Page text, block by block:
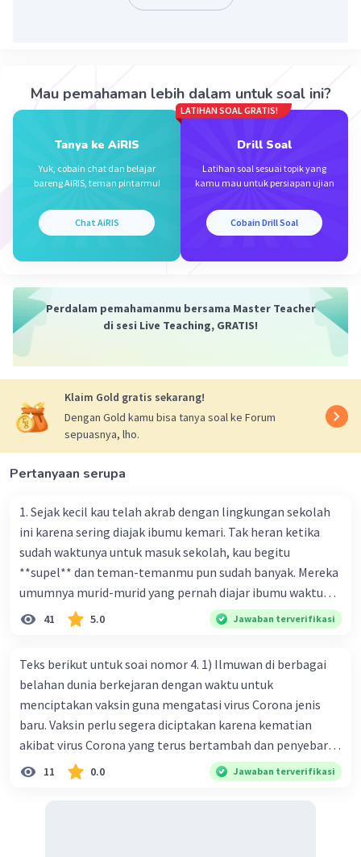
Iklan
C. Kepala berita
Balas
Mau pemahaman lebih dalam untuk soal ini?
Tanya ke AiRIS
Yuk, cobain chat dan belajar
bareng AiRIS, teman pintarmu!
Chat AiRIS
LATIHAN SOAL GRATIS!
Drill Soal
Latihan soal sesuai topik yang
kamu mau untuk persiapan ujian
Cobain Drill Soal
Perdalam pemahamanmu bersama Master Teacher
di sesi Live Teaching, GRATIS!
Klaim Gold gratis sekarang!
Dengan Gold kamu bisa tanya soal ke Forum
sepuasnya, lho.
Pertanyaan serupa
1. Sejak kecil kau telah akrab dengan lingkungan sekolah
ini karena sering diajak ibumu kemari. Tak heran ketika
sudah waktunya untuk masuk sekolah, kau begitu
**supel** dan teman-temanmu pun sudah banyak. Mereka
umumnya murid-murid yang pernah diajar ibumu waktu
kelas satu. Sedangkan aku? Aku waktu itu baru saja pindah
ke kota kecil ini. Makna kata bercetak tebal dalam kutipan
baik
41 5.0 Jawaban terverifikasi
Teks berikut untuk soai nomor 4. 1) Ilmuwan di berbagai
belahan dunia berkejaran dengan waktu untuk
menciptakan vaksin guna mengatasi virus Corona jenis
baru. Vaksin perlu segera diciptakan karena kematian
akibat virus Corona yang terus bertambah dan penyebaran
virus yang kian meluas. 2) Pada Jum'at (7-2-2020), Komisi
Kesehatan Nasional Cina mencatat jumlah kematian
11 0.0 Jawaban terverifikasi